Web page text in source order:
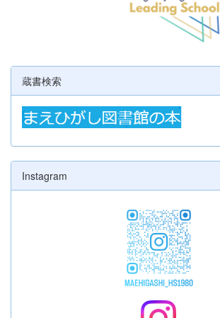
蔵書検索
Instagram